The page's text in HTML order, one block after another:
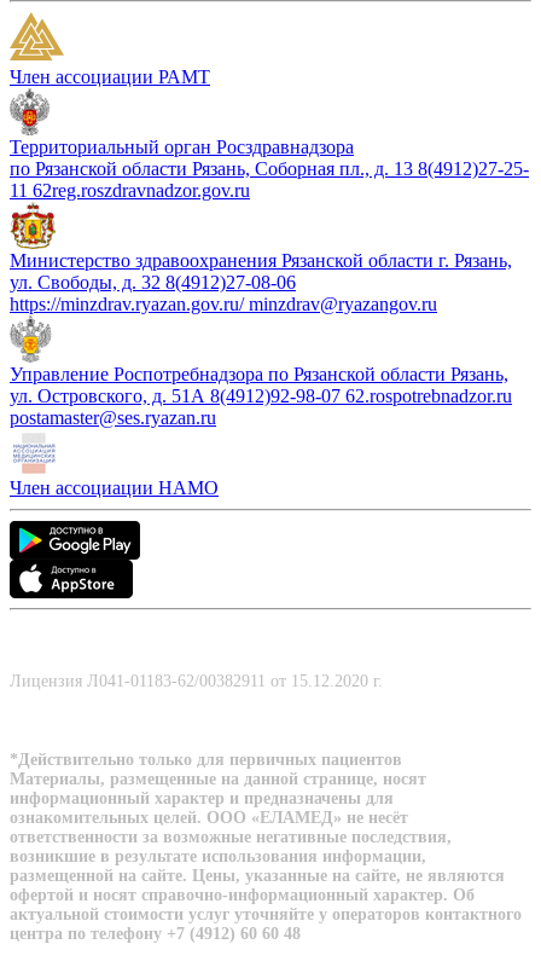
Член ассоциации РАМТ
Территориальный орган Росздравнадзора
по Рязанской области Рязань, Соборная пл., д. 13 8(4912)27-25-
11 62reg.roszdravnadzor.gov.ru
Министерство здравоохранения Рязанской области г. Рязань,
ул. Свободы, д. 32 8(4912)27-08-06
https://minzdrav.ryazan.gov.ru/ minzdrav@ryazangov.ru
Управление Роспотребнадзора по Рязанской области Рязань,
ул. Островского, д. 51А 8(4912)92-98-07 62.rospotrebnadzor.ru
postamaster@ses.ryazan.ru
Член ассоциации НАМО
Лицензия Л041-01183-62/00382911 от 15.12.2020 г.
*Действительно только для первичных пациентов
Материалы, размещенные на данной странице, носят
информационный характер и предназначены для
ознакомительных целей. ООО «ЕЛАМЕД» не несёт
ответственности за возможные негативные последствия,
возникшие в результате использования информации,
размещенной на сайте. Цены, указанные на сайте, не являются
офертой и носят справочно-информационный характер. Об
актуальной стоимости услуг уточняйте у операторов контактного
центра по телефону +7 (4912) 60 60 48